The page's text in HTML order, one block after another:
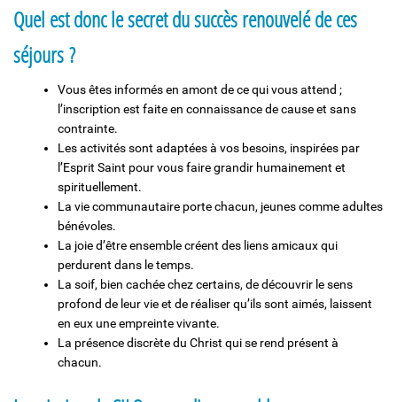
Quel est donc le secret du succès renouvelé de ces
séjours ?
Vous êtes informés en amont de ce qui vous attend ;
l’inscription est faite en connaissance de cause et sans
contrainte.
Les activités sont adaptées à vos besoins, inspirées par
l’Esprit Saint pour vous faire grandir humainement et
spirituellement.
La vie communautaire porte chacun, jeunes comme adultes
bénévoles.
La joie d’être ensemble créent des liens amicaux qui
perdurent dans le temps.
La soif, bien cachée chez certains, de découvrir le sens
profond de leur vie et de réaliser qu’ils sont aimés, laissent
en eux une empreinte vivante.
La présence discrète du Christ qui se rend présent à
chacun.